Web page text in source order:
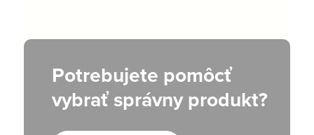
Potrebujete pomôcť
vybrať správny produkt?